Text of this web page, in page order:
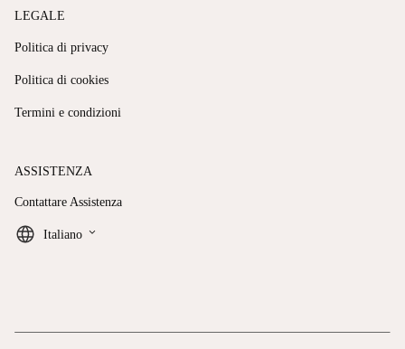
LEGALE
Politica di privacy
Politica di cookies
Termini e condizioni
ASSISTENZA
Contattare Assistenza
Italiano keyboard_arrow_down